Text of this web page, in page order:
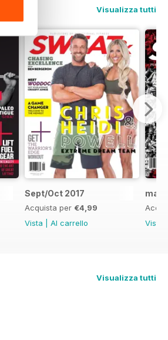
Visualizza tutti
Sept/Oct 2017
Acquista per €4,99
Vista
Al carrello
Vista
Visualizza tutti